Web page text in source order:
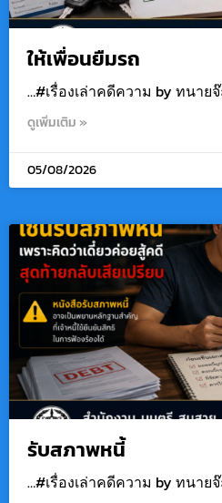
ให้เพื่อนยืมรถ
…#เรื่องเล่าคดีความ by ทนาย
ดูเพิ่มเติม »
05/08/2026
รับสภาพหนี้
…#เรื่องเล่าคดีความ by ทนาย